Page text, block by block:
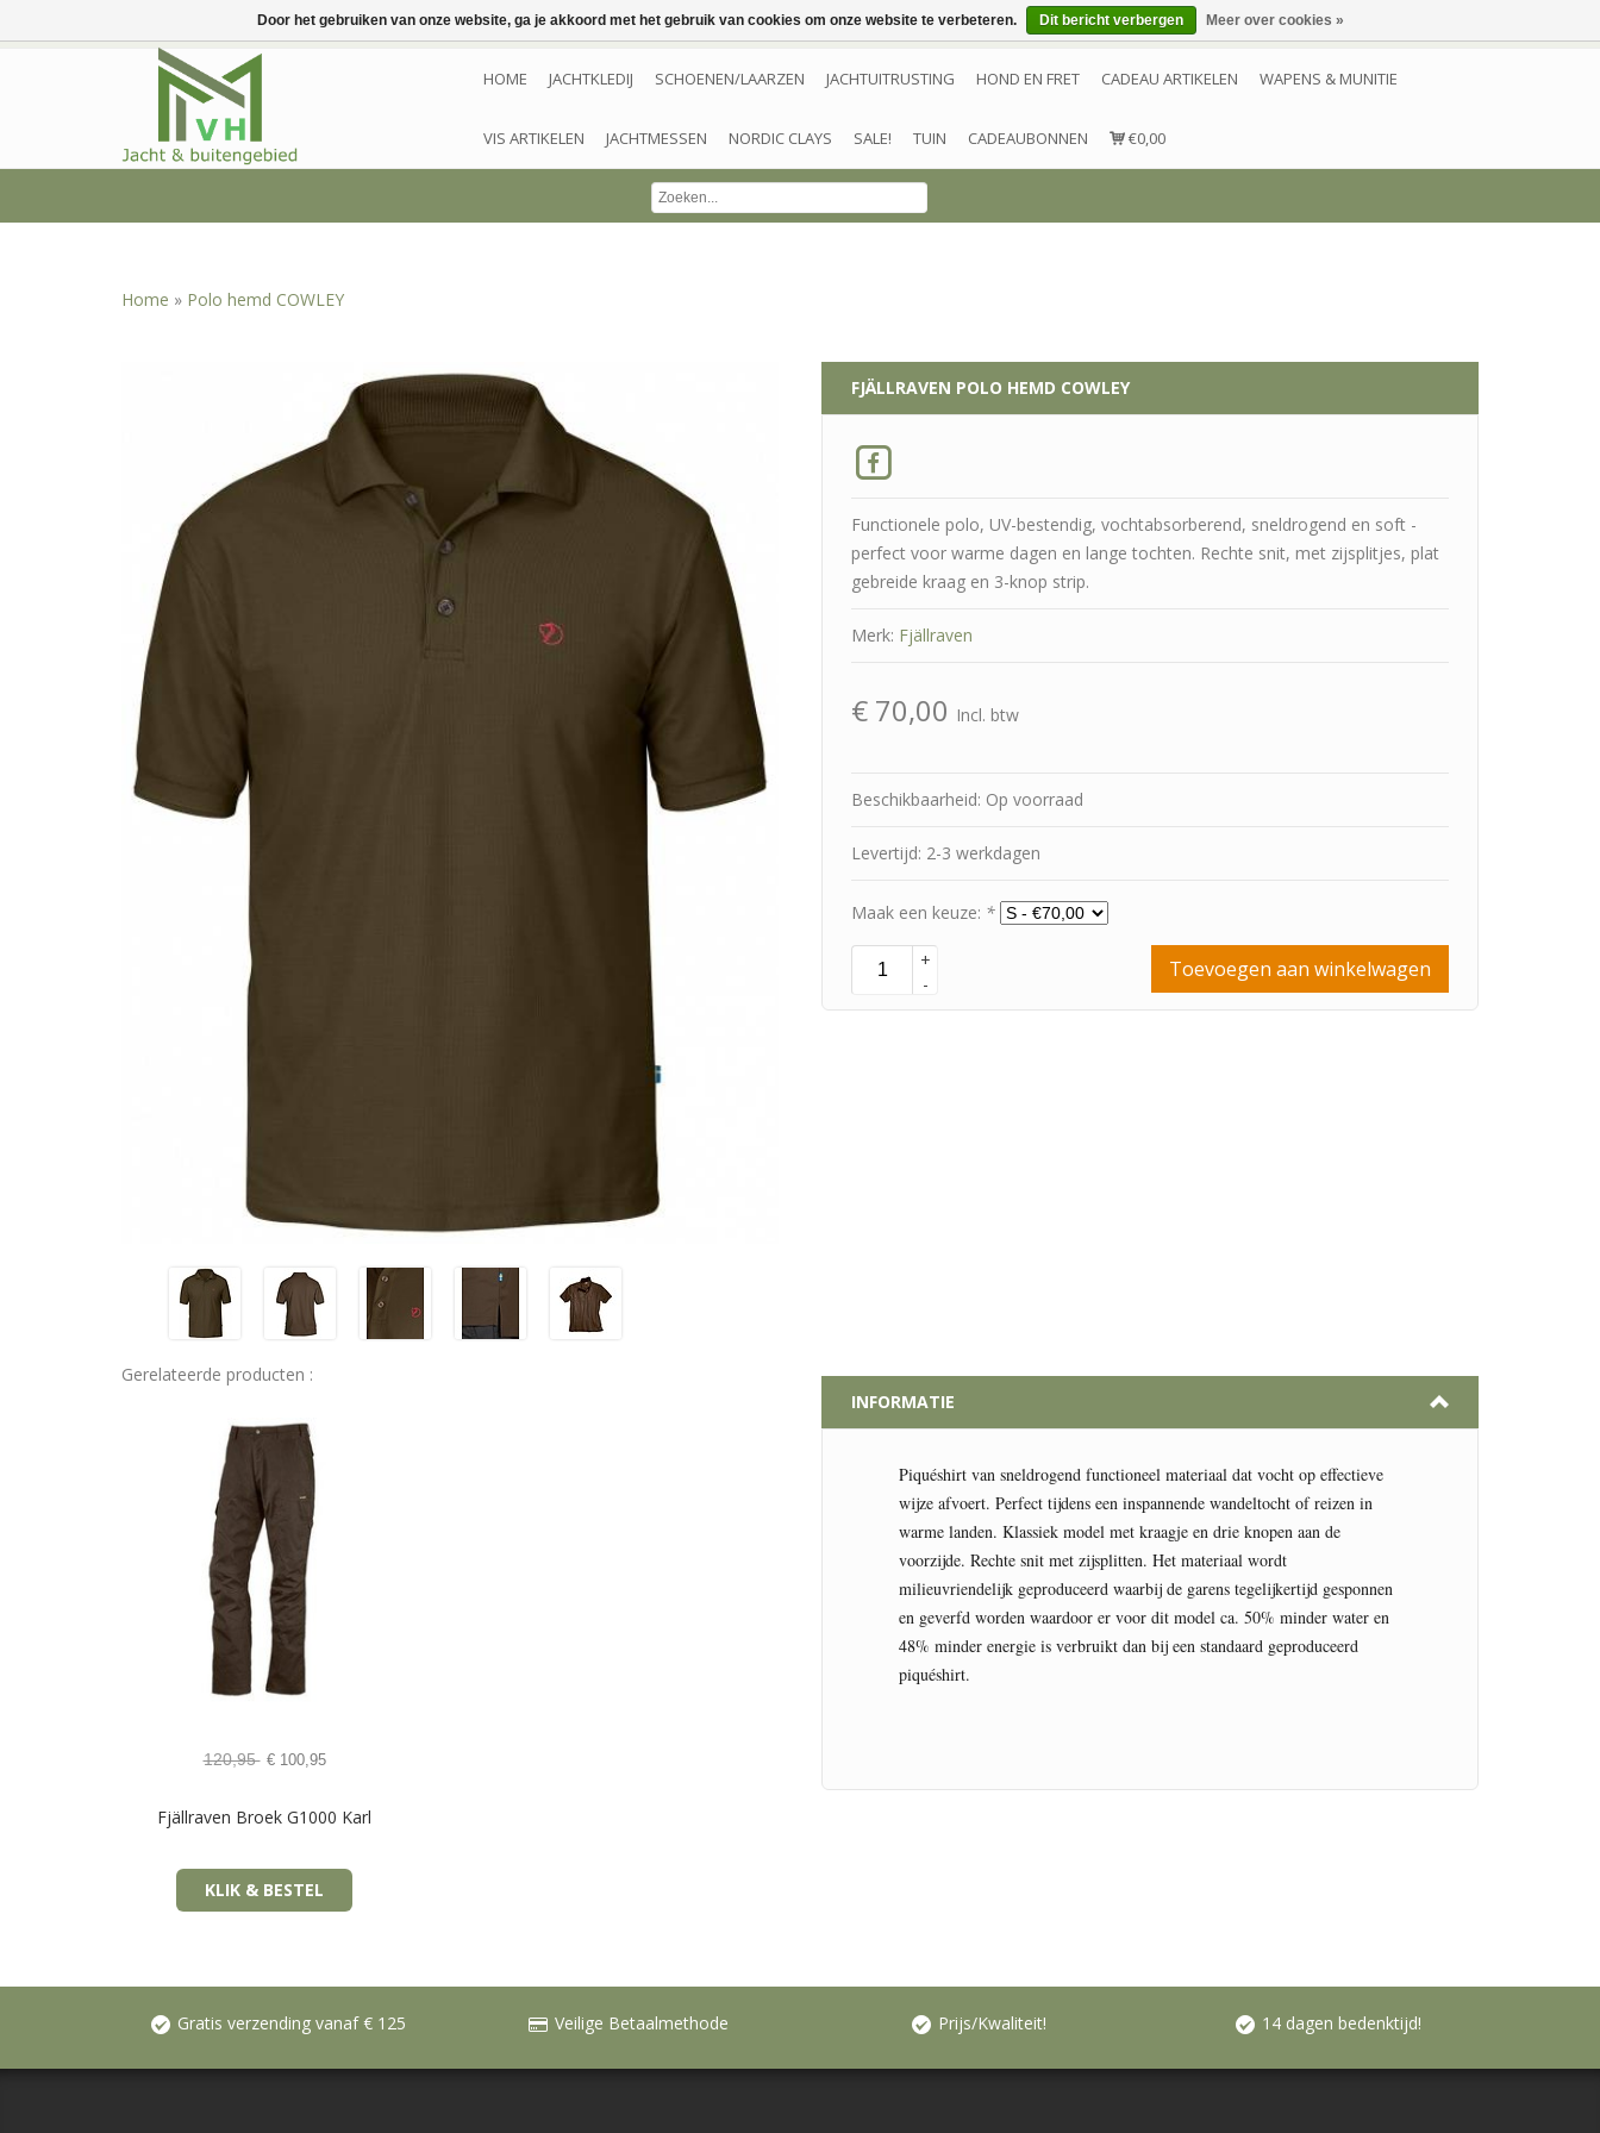
Inloggen Account aanmaken
HOME JACHTKLEDIJ SCHOENEN/LAARZEN JACHTUITRUSTING HOND EN FRET CADEAU ARTIKELEN WAPENS & MUNITIE
VIS ARTIKELEN JACHTMESSEN NORDIC CLAYS SALE! TUIN CADEAUBONNEN €0,00
Home » Polo hemd COWLEY
FJÄLLRAVEN POLO HEMD COWLEY
Functionele polo, UV-bestendig, vochtabsorberend, sneldrogend en soft -
perfect voor warme dagen en lange tochten. Rechte snit, met zijsplitjes, plat
gebreide kraag en 3-knop strip.
Merk: Fjällraven
€ 70,00 Incl. btw
Beschikbaarheid: Op voorraad
Levertijd: 2-3 werkdagen
Maak een keuze: *
+
-
Toevoegen aan winkelwagen
Gerelateerde producten :
120,95 €100,95
Fjällraven Broek G1000 Karl
KLIK & BESTEL
INFORMATIE
Piquéshirt van sneldrogend functioneel materiaal dat vocht op effectieve
wijze afvoert. Perfect tijdens een inspannende wandeltocht of reizen in
warme landen. Klassiek model met kraagje en drie knopen aan de
voorzijde. Rechte snit met zijsplitten. Het materiaal wordt
milieuvriendelijk geproduceerd waarbij de garens tegelijkertijd gesponnen
en geverfd worden waardoor er voor dit model ca. 50% minder water en
48% minder energie is verbruikt dan bij een standaard geproduceerd
piquéshirt.
Gratis verzending vanaf € 125 Veilige Betaalmethode Prijs/Kwaliteit! 14 dagen bedenktijd!
Door het gebruiken van onze website, ga je akkoord met het gebruik van cookies om onze website te verbeteren. Dit bericht verbergen Meer over cookies »